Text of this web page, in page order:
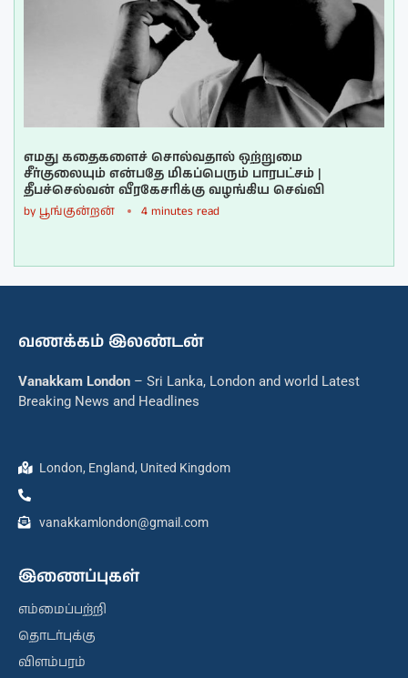
எமது கதைகளைச் சொல்வதால் ஒற்றுமை
சீர்குலையும் என்பதே மிகப்பெரும் பாரபட்சம் |
தீபச்செல்வன் வீரகேசரிக்கு வழங்கிய செவ்வி
by பூங்குன்றன் 4 minutes read
வணக்கம் இலண்டன்
Vanakkam London – Sri Lanka, London and world Latest
Breaking News and Headlines
London, England, United Kingdom
vanakkamlondon@gmail.com
இணைப்புகள்
எம்மைப்பற்றி
தொடர்புக்கு
விளம்பரம்